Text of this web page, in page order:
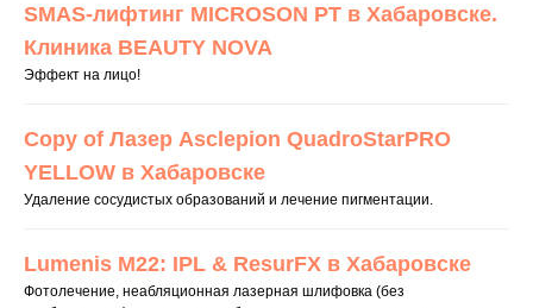
SMAS-лифтинг MICROSON PT в Хабаровске.
Клиника BEAUTY NOVA
Эффект на лицо!
Copy of Лазер Asclepion QuadroStarPRO
YELLOW в Хабаровске
Удаление сосудистых образований и лечение пигментации.
Lumenis M22: IPL & ResurFX в Хабаровске
Фотолечение, неабляционная лазерная шлифовка (без